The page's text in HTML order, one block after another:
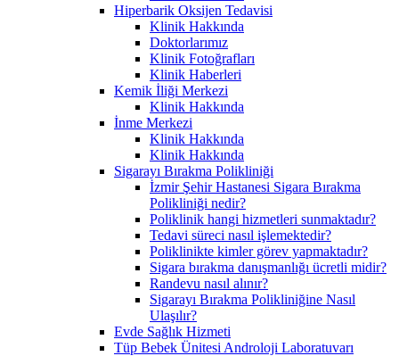
Hiperbarik Oksijen Tedavisi
Klinik Hakkında
Doktorlarımız
Klinik Fotoğrafları
Klinik Haberleri
Kemik İliği Merkezi
Klinik Hakkında
İnme Merkezi
Klinik Hakkında
Klinik Hakkında
Sigarayı Bırakma Polikliniği
İzmir Şehir Hastanesi Sigara Bırakma
Polikliniği nedir?
Poliklinik hangi hizmetleri sunmaktadır?
Tedavi süreci nasıl işlemektedir?
Poliklinikte kimler görev yapmaktadır?
Sigara bırakma danışmanlığı ücretli midir?
Randevu nasıl alınır?
Sigarayı Bırakma Polikliniğine Nasıl
Ulaşılır?
Evde Sağlık Hizmeti
Tüp Bebek Ünitesi Androloji Laboratuvarı